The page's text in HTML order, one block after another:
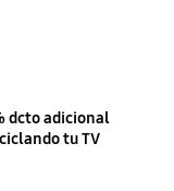
dcto adicional
tu TV